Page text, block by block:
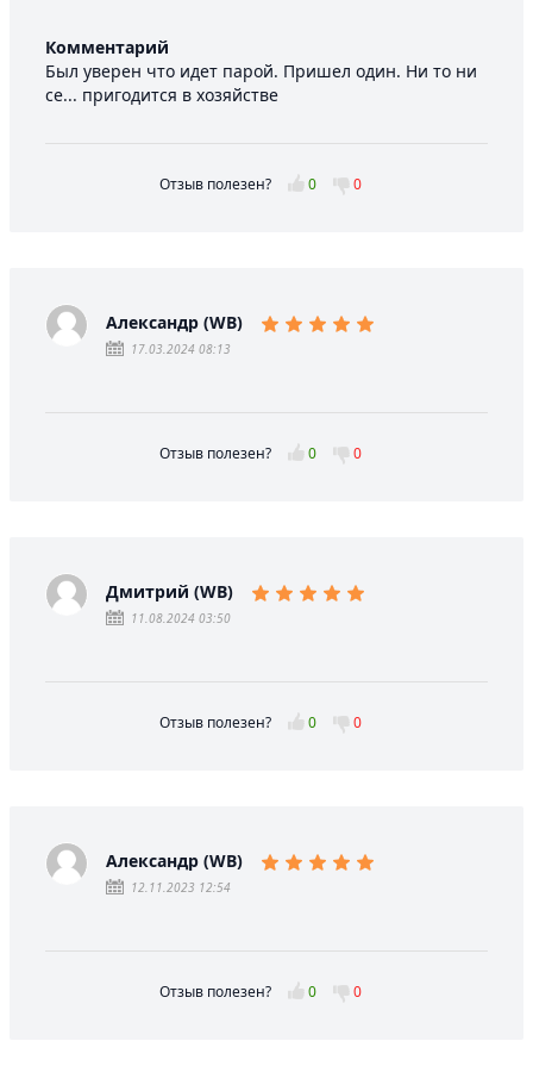
Комментарий
Был уверен что идет парой. Пришел один. Ни то ни
се... пригодится в хозяйстве
Отзыв полезен? 0 0
Александр (WB)
17.03.2024 08:13
Отзыв полезен? 0 0
Дмитрий (WB)
11.08.2024 03:50
Отзыв полезен? 0 0
Александр (WB)
12.11.2023 12:54
Отзыв полезен? 0 0